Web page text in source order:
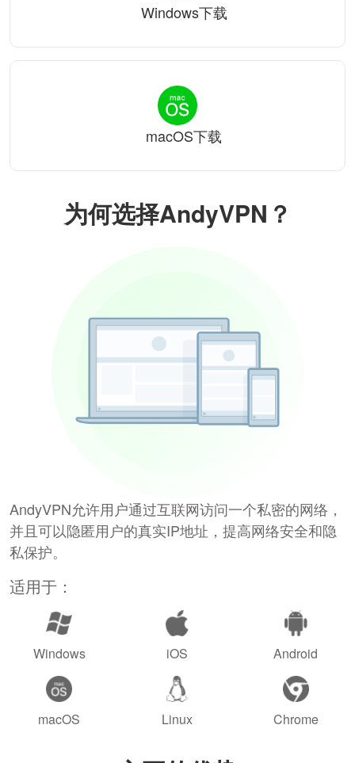
为何选择AndyVPN？
AndyVPN允许用户通过互联网访问一个私密的网络，
并且可以隐匿用户的真实IP地址，提高网络安全和隐
私保护。
适用于：
Windows iOS Android
macOS Linux Chrome
Windows下载
macOS下载